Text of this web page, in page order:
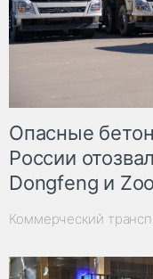
Опасные
России
Dongfeng и
Коммерческий